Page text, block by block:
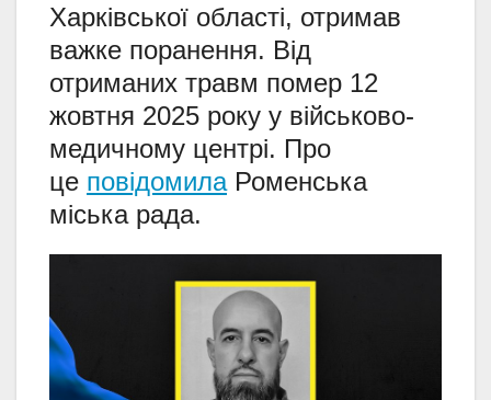
Харківської області, отримав
важке поранення. Від
отриманих травм помер 12
жовтня 2025 року у військово-
медичному центрі. Про
це повідомилаРоменська
міська рада.